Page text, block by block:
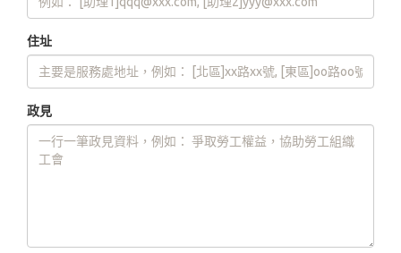
住址
政見